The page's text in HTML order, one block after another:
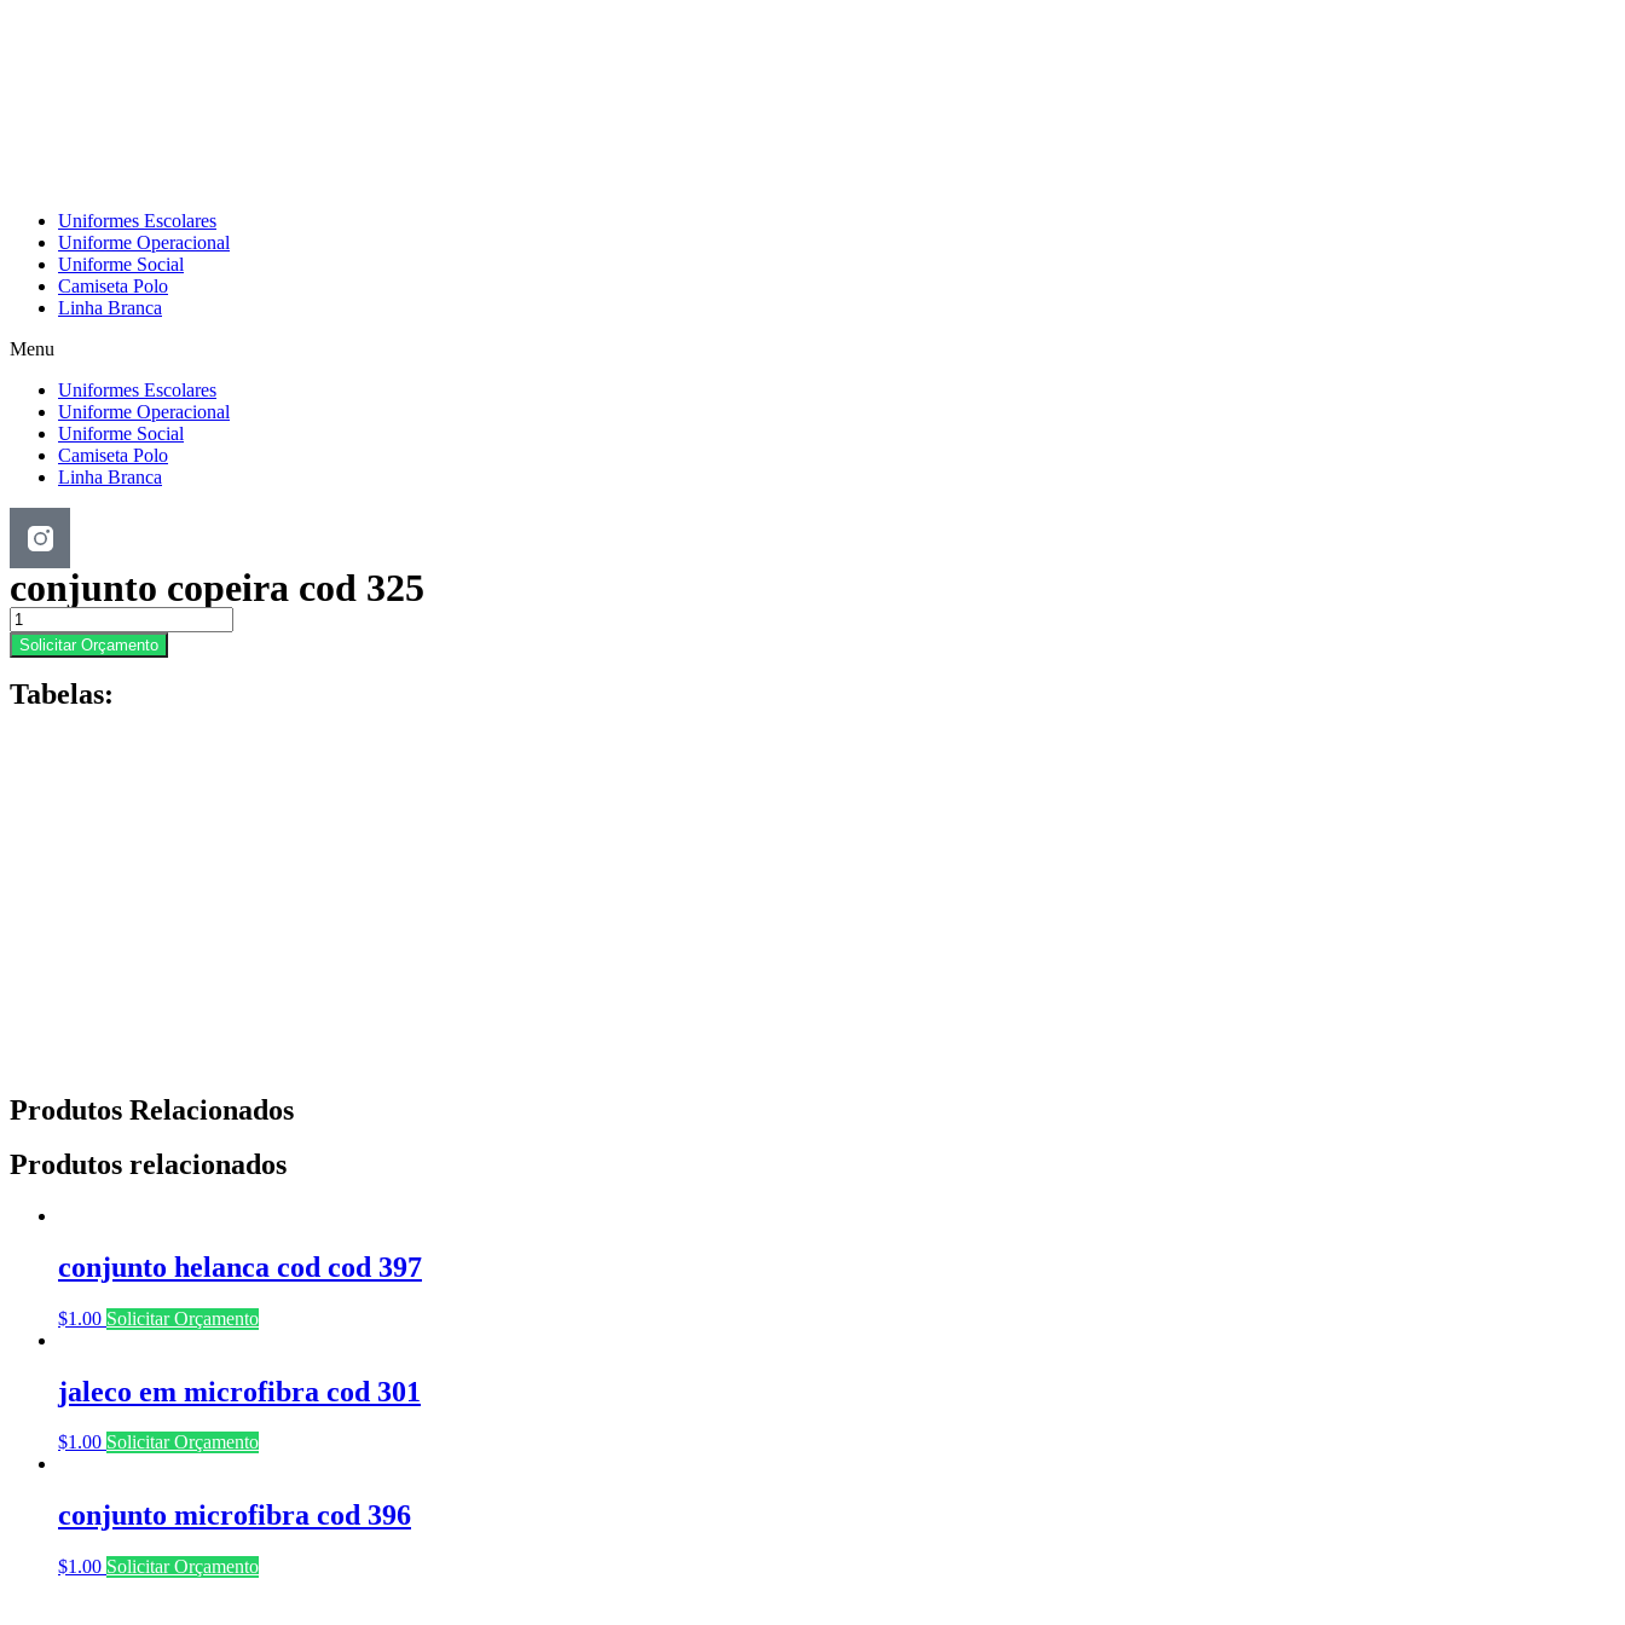
Uniformes Escolares
Uniforme Operacional
Uniforme Social
Camiseta Polo
Linha Branca
Menu
Uniformes Escolares
Uniforme Operacional
Uniforme Social
Camiseta Polo
Linha Branca
conjunto copeira cod 325
conjunto
copeira
cod
325
quantidade
Solicitar Orçamento
Tabelas:
Produtos Relacionados
Produtos relacionados
conjunto helanca cod cod 397
$1.00 Solicitar Orçamento
jaleco em microfibra cod 301
$1.00 Solicitar Orçamento
conjunto microfibra cod 396
$1.00 Solicitar Orçamento